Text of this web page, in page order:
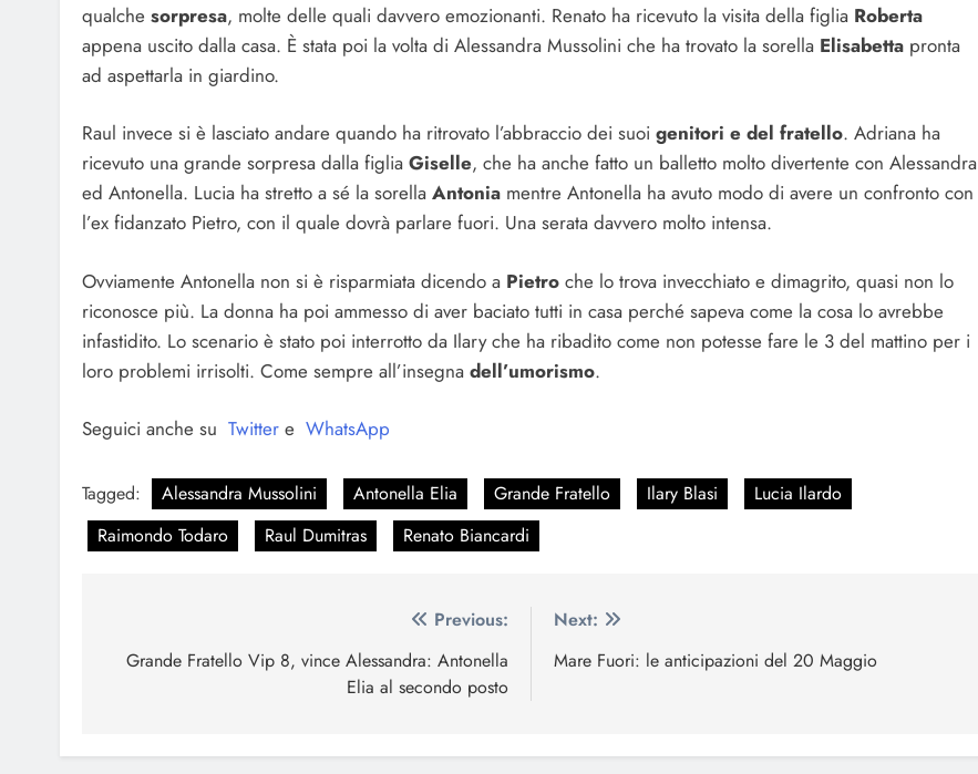
qualche sorpresa, molte delle quali davvero emozionanti. Renato ha ricevuto la visita della figlia Roberta
appena uscito dalla casa. È stata poi la volta di Alessandra Mussolini che ha trovato la sorella Elisabetta pronta
ad aspettarla in giardino.
Raul invece si è lasciato andare quando ha ritrovato l’abbraccio dei suoi genitori e del fratello. Adriana ha
ricevuto una grande sorpresa dalla figlia Giselle, che ha anche fatto un balletto molto divertente con Alessandra
ed Antonella. Lucia ha stretto a sé la sorella Antonia mentre Antonella ha avuto modo di avere un confronto con
l’ex fidanzato Pietro, con il quale dovrà parlare fuori. Una serata davvero molto intensa.
Ovviamente Antonella non si è risparmiata dicendo a Pietro che lo trova invecchiato e dimagrito, quasi non lo
riconosce più. La donna ha poi ammesso di aver baciato tutti in casa perché sapeva come la cosa lo avrebbe
infastidito. Lo scenario è stato poi interrotto da Ilary che ha ribadito come non potesse fare le 3 del mattino per i
loro problemi irrisolti. Come sempre all’insegna dell’umorismo.
Seguici anche su Twitter e WhatsApp
Tagged: Alessandra Mussolini Antonella Elia Grande Fratello Ilary Blasi
Lucia Ilardo
Raimondo Todaro
Raul Dumitras Renato Biancardi
articoli
Previous:
Grande Fratello Vip 8, vince Alessandra: Antonella
Elia al secondo posto
Next:
Mare Fuori: le anticipazioni del 20 Maggio